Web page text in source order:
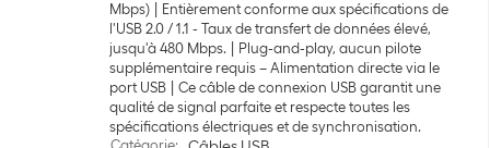
Mbps)
Entièrement conforme aux spécifications de
l'USB 2.0 / 1.1 - Taux de transfert de données élevé,
jusqu'à 480 Mbps.
Plug-and-play, aucun pilote
supplémentaire requis – Alimentation directe via le
port USB
Ce câble de connexion USB garantit une
qualité de signal parfaite et respecte toutes les
spécifications électriques et de synchronisation.